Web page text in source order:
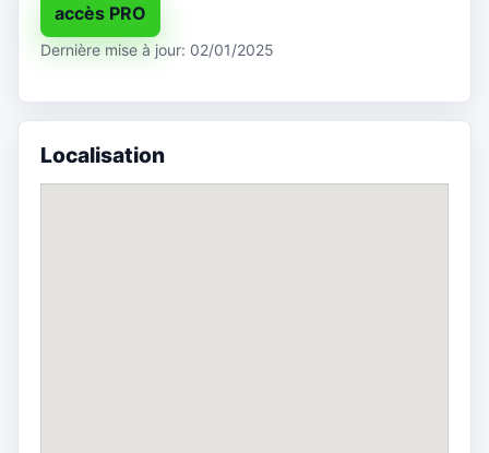
accès PRO
Dernière mise à jour: 02/01/2025
Localisation